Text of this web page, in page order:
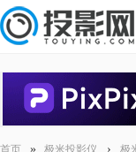
首页 » 极米投影仪 › 极